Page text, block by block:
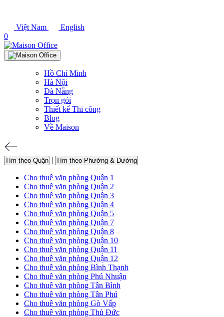
Việt Nam
English
0
Hồ Chí Minh
Hà Nội
Đà Nẵng
Trọn gói
Thiết kế Thi công
Blog
Về Maison
Tìm theo Quận | Tìm theo Phường & Đường
Cho thuê văn phòng Quận 1
Cho thuê văn phòng Quận 2
Cho thuê văn phòng Quận 3
Cho thuê văn phòng Quận 4
Cho thuê văn phòng Quận 5
Cho thuê văn phòng Quận 7
Cho thuê văn phòng Quận 8
Cho thuê văn phòng Quận 10
Cho thuê văn phòng Quận 11
Cho thuê văn phòng Quận 12
Cho thuê văn phòng Bình Thạnh
Cho thuê văn phòng Phú Nhuận
Cho thuê văn phòng Tân Bình
Cho thuê văn phòng Tân Phú
Cho thuê văn phòng Gò Vấp
Cho thuê văn phòng Thủ Đức